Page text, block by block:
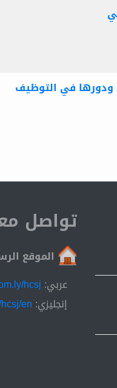
ودورها في التوظيف
تواصل
الموقع
عربي: hcsj
إنجليزي: en